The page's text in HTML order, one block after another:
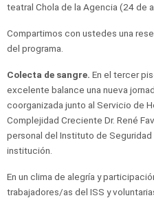
teatral Chola de la Agencia (24 de
Compartimos con ustedes una
del programa.
Colecta de sangre. En el tercer
excelente balance una nueva
coorganizada junto al Servicio de
Complejidad Creciente Dr. René
personal del Instituto de
institución.
En un clima de alegría y
trabajadores/as del ISS y